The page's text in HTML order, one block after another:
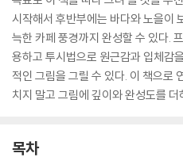
시작해서 후반부에는 바다와 노을이
늑한 카페 풍경까지 완성할 수 있다.
용하고 투시법으로 원근감과 입체감
적인 그림을 그릴 수 있다. 이 책으로
치지 말고 그림에 깊이와 완성도를
목차